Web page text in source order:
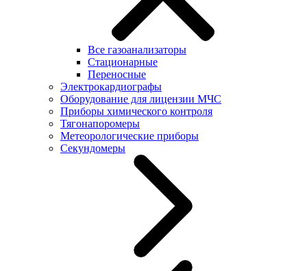
Все газоанализаторы
Cтационарные
Переносные
Электрокардиографы
Оборудование для лицензии МЧС
Приборы химического контроля
Тягонапоромеры
Метеорологические приборы
Секундомеры